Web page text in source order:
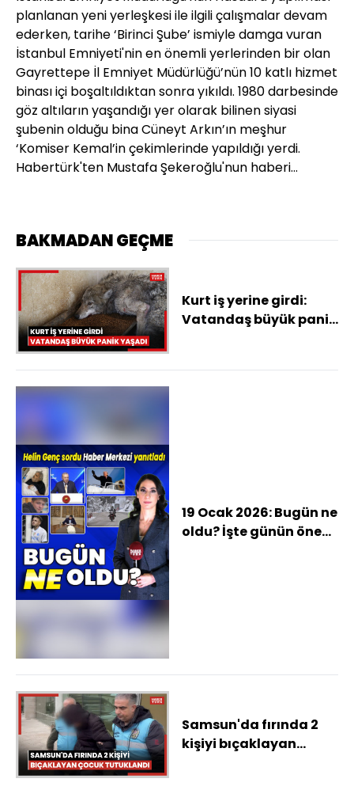
planlanan yeni yerleşkesi ile ilgili çalışmalar devam
ederken, tarihe ‘Birinci Şube’ ismiyle damga vuran
İstanbul Emniyeti'nin en önemli yerlerinden bir olan
Gayrettepe İl Emniyet Müdürlüğü’nün 10 katlı hizmet
binası içi boşaltıldıktan sonra yıkıldı. 1980 darbesinde
göz altıların yaşandığı yer olarak bilinen siyasi
şubenin olduğu bina Cüneyt Arkın’ın meşhur
‘Komiser Kemal’in çekimlerinde yapıldığı yerdi.
Habertürk'ten Mustafa Şekeroğlu'nun haberi...
BAKMADAN GEÇME
Kurt iş yerine girdi:
Vatandaş büyük panik
19 Ocak 2026: Bugün ne
oldu? İşte günün öne
Samsun'da fırında 2
kişiyi bıçaklayan